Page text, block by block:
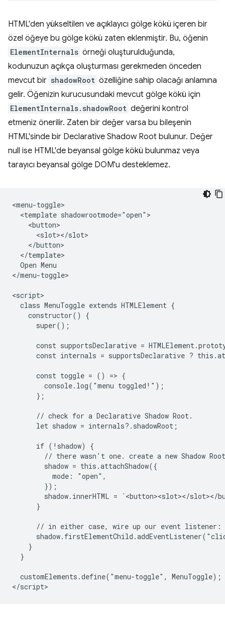
HTML'den yükseltilen ve açıklayıcı gölge kökü içeren bir
özel öğeye bu gölge kökü zaten eklenmiştir. Bu, öğenin
ElementInternals örneği oluşturulduğunda,
kodunuzun açıkça oluşturması gerekmeden önceden
mevcut bir shadowRoot özelliğine sahip olacağı anlamına
gelir. Öğenizin kurucusundaki mevcut gölge kökü için
ElementInternals.shadowRoot değerini kontrol
etmeniz önerilir. Zaten bir değer varsa bu bileşenin
HTML'sinde bir Declarative Shadow Root bulunur. Değer
null ise HTML'de beyansal gölge kökü bulunmaz veya
tarayıcı beyansal gölge DOM'u desteklemez.
<menu-toggle>
  <template shadowrootmode="open">
    <button>
      <slot></slot>
    </button>
  </template>
  Open Menu
</menu-toggle>
<script>
  class MenuToggle extends HTMLElement {
    constructor() {
      super();
const supportsDeclarative =
const internals = supportsDeclarative ?
      const toggle = () => {
        console.log("menu toggled!");
      };
      // check for a Declarative Shadow Root.
      let shadow = internals?.shadowRoot;
      if (!shadow) {
// there wasn't one. create a new Shadow
        shadow = this.attachShadow({
          mode: "open",
        });
shadow.innerHTML = `<button><slot></slot></
      }
      // in either case, wire up our event listener:
    }
  }
  customElements.define("menu-toggle", MenuToggle);